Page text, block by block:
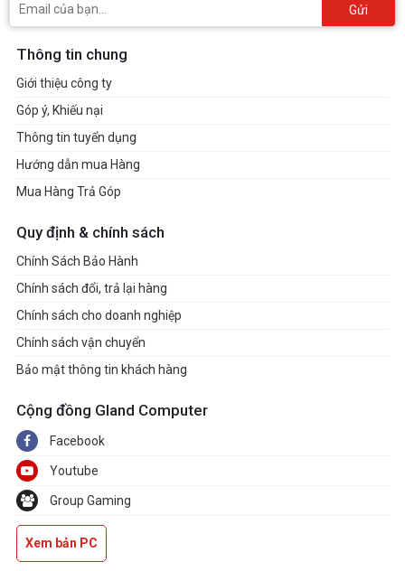
Gửi
Thông tin chung
Giới thiệu công ty
Góp ý, Khiếu nại
Thông tin tuyển dụng
Hướng dẫn mua Hàng
Mua Hàng Trả Góp
Quy định & chính sách
Chính Sách Bảo Hành
Chính sách đổi, trả lại hàng
Chính sách cho doanh nghiệp
Chính sách vận chuyển
Bảo mật thông tin khách hàng
Cộng đồng Gland Computer
Facebook
Youtube
Group Gaming
Xem bản PC